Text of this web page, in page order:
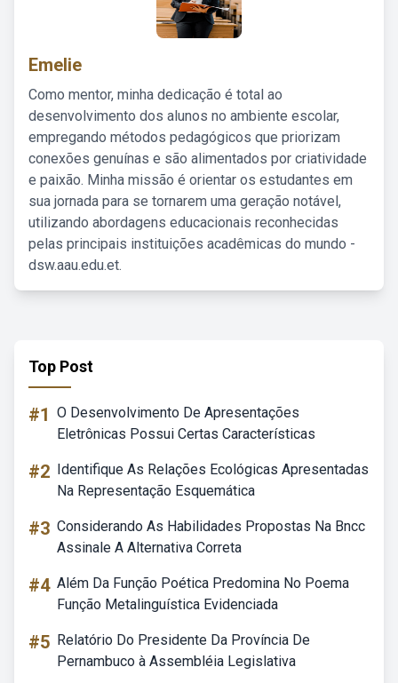
Emelie
Como mentor, minha dedicação é total ao
desenvolvimento dos alunos no ambiente escolar,
empregando métodos pedagógicos que priorizam
conexões genuínas e são alimentados por criatividade
e paixão. Minha missão é orientar os estudantes em
sua jornada para se tornarem uma geração notável,
utilizando abordagens educacionais reconhecidas
pelas principais instituições acadêmicas do mundo -
dsw.aau.edu.et.
Top Post
#1 O Desenvolvimento De Apresentações
Eletrônicas Possui Certas Características
#2 Identifique As Relações Ecológicas Apresentadas
Na Representação Esquemática
#3 Considerando As Habilidades Propostas Na Bncc
Assinale A Alternativa Correta
#4 Além Da Função Poética Predomina No Poema
Função Metalinguística Evidenciada
#5 Relatório Do Presidente Da Província De
Pernambuco à Assembléia Legislativa